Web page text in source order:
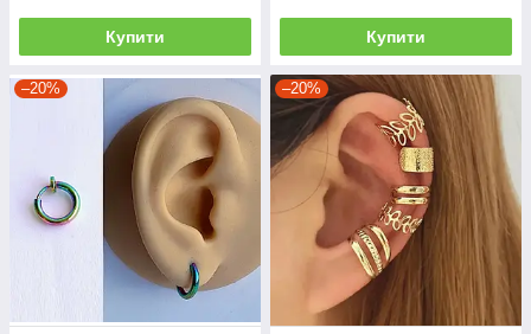
Купити Купити
–20% –20%